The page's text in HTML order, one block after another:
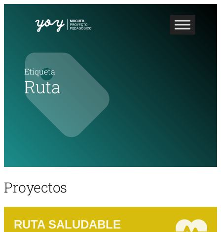
Etiqueta
Ruta
Proyectos
RUTA SALUDABLE